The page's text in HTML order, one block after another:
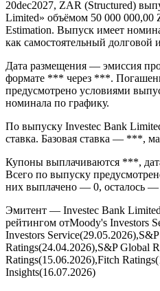
20dec2027, ZAR (Structured)
Limited» объёмом 50 000
Estimation. Выпуск имеет
как самостоятельный долговой
Дата размещения — эмиссия
формате *** через ***.
предусмотрено условиями
номинала по графику.
По выпуску Investec Bank
ставка. Базовая ставка — ***,
Купоны выплачиваются ***,
Всего по выпуску
них выплачено — 0, осталось —
Эмитент — Investec Bank
рейтингом отMoody's Investors
Investors
Ratings(24.04.2026),S&P Global
Ratings(15.06.2026),Fitch
Insights(16.07.2026)